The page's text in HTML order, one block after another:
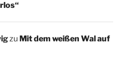
zu Mit dem weißen Wal auf